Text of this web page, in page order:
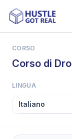
CORSO
Corso di
LINGUA